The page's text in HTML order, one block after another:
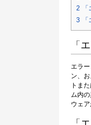
2
3
「
エラ
ン、
トま
ム内
ウェ